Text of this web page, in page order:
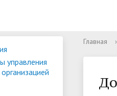
Центр
инвалидов
управления
Главная ›